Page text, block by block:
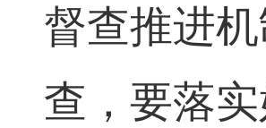
督查推进
查，要落